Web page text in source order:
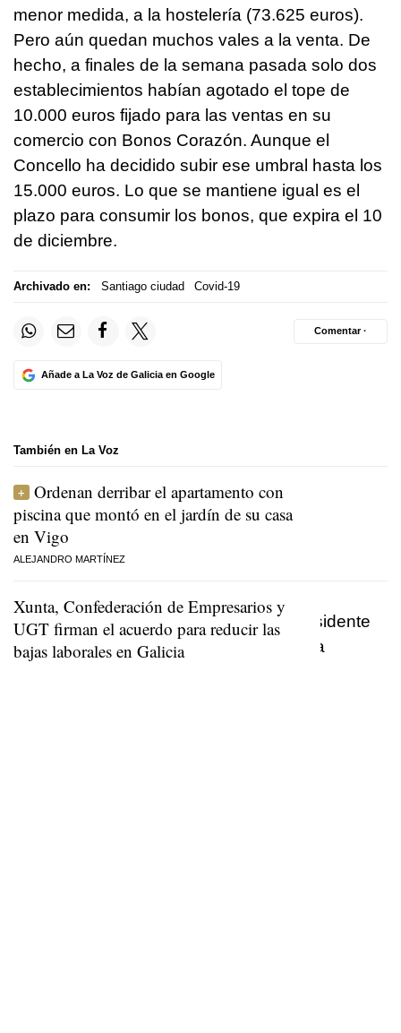
menor medida, a la hostelería (73.625 euros).
Pero aún quedan muchos vales a la venta. De
hecho, a finales de la semana pasada solo dos
establecimientos habían agotado el tope de
10.000 euros fijado para las ventas en su
comercio con Bonos Corazón. Aunque el
Concello ha decidido subir ese umbral hasta los
15.000 euros. Lo que se mantiene igual es el
plazo para consumir los bonos, que expira el 10
de diciembre.
Archivado en: Santiago ciudad Covid-19
Añade a La Voz de Galicia en Google
Comentar ·
También en La Voz
Ordenan derribar el apartamento con
piscina que montó en el jardín de su casa
en Vigo
ALEJANDRO MARTÍNEZ
Xunta, Confederación de Empresarios y
UGT firman el acuerdo para reducir las
bajas laborales en Galicia